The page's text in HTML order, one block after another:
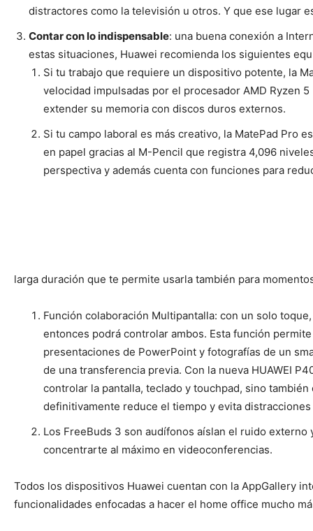
distractores como la televisión u otros. Y que ese lugar
Contar con lo indispensable: una buena conexión a
estas situaciones, Huawei recomienda los siguientes
Si tu trabajo que requiere un dispositivo potente, la
velocidad impulsadas por el procesador AMD Ryzen
extender su memoria con discos duros externos.
Si tu campo laboral es más creativo, la MatePad Pro
en papel gracias al M-Pencil que registra 4,096
perspectiva y además cuenta con funciones para
larga duración que te permite usarla también para
Función colaboración Multipantalla: con un solo
entonces podrá controlar ambos. Esta función
presentaciones de PowerPoint y fotografías de un
de una transferencia previa. Con la nueva HUAWEI
controlar la pantalla, teclado y touchpad, sino
definitivamente reduce el tiempo y evita
Los FreeBuds 3 son audífonos aíslan el ruido
concentrarte al máximo en videoconferencias.
Todos los dispositivos Huawei cuentan con la AppGallery
funcionalidades enfocadas a hacer el home office mucho